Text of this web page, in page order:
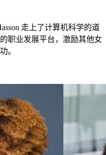
走上了计算机科学的道
职业发展平台，激励其他女
。